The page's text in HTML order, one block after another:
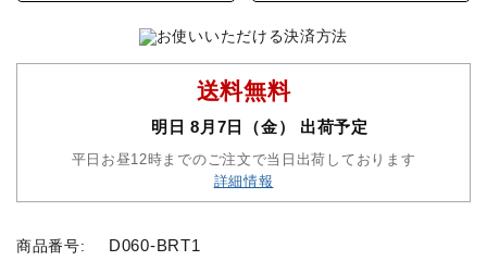
セット品
送料無料
明日 8月7日（金） 出荷予定
平日お昼12時までのご注文で当日出荷しております
詳細情報
商品番号: D060-BRT1